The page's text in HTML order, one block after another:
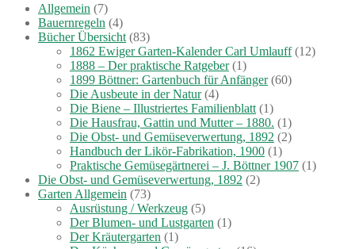
Allgemein (7)
Bauernregeln (4)
Bücher Übersicht (83)
1862 Ewiger Garten-Kalender Carl Umlauff(12)
1888 – Der praktische Ratgeber(1)
1899 Böttner: Gartenbuch für Anfänger(60)
Die Ausbeute in der Natur(4)
Die Biene – Illustriertes Familienblatt (1)
Die Hausfrau, Gattin und Mutter – 1880. (1)
Die Obst- und Gemüseverwertung, 1892 (2)
Handbuch der Likör-Fabrikation, 1900 (1)
Praktische Gemüsegärtnerei – J. Böttner 1907 (1)
Die Obst- und Gemüseverwertung, 1892 (2)
Garten Allgemein (73)
Ausrüstung / Werkzeug (5)
Der Blumen- und Lustgarten (1)
Der Kräutergarten (1)